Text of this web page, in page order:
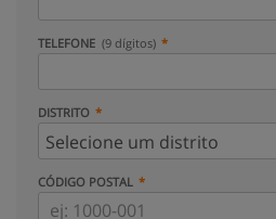
TELEFONE (9 dígitos)
DISTRITO
CÓDIGO POSTAL